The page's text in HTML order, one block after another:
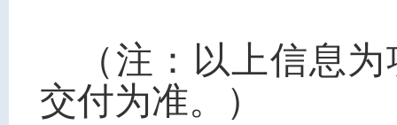
（注：以上信息
交付为准。）